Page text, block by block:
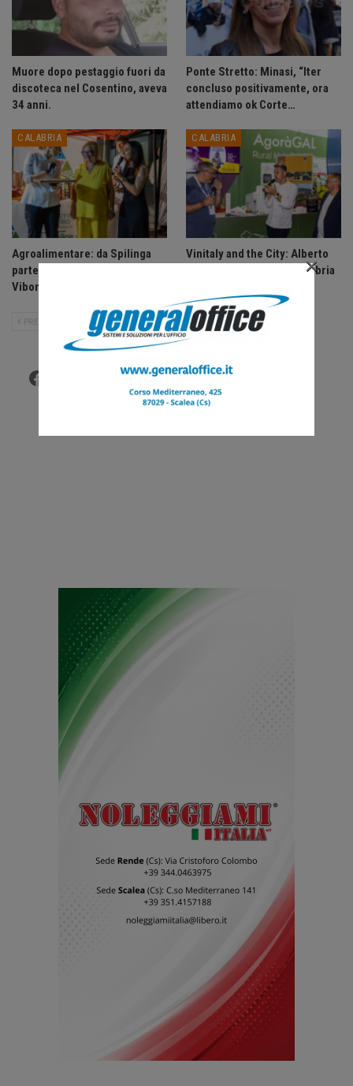
Muore dopo pestaggio fuori da
discoteca nel Cosentino, aveva
34 anni.
Ponte Stretto: Minasi, “Iter
concluso positivamente, ora
attendiamo ok Corte…
CALABRIA
Agroalimentare: da Spilinga
parte il Distretto del Cibo del
Vibonese.
CALABRIA
Vinitaly and the City: Alberto
Vitaro porta a Reggio Calabria
PRECEDENTE SUCCESSIVO
Facebook
×